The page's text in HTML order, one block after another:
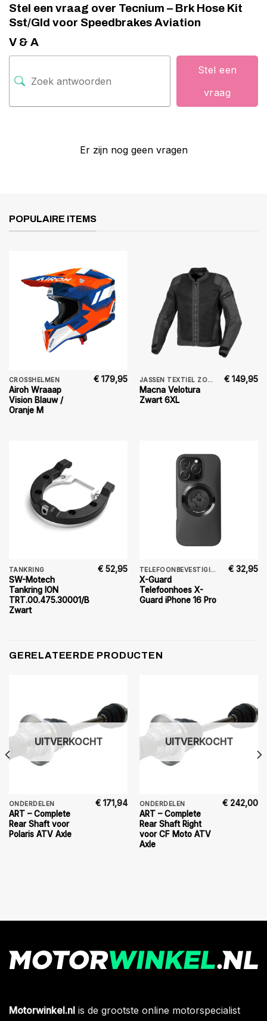
Stel een vraag over Tecnium – Brk Hose Kit
Sst/Gld voor Speedbrakes Aviation
V & A
Stel een
vraag
Er zijn nog geen vragen
POPULAIRE ITEMS
CROSSHELMEN
Airoh Wraaap
Vision Blauw /
Oranje M
€ 179,95 JASSEN TEXTIEL ZOMER
Macna Velotura
Zwart 6XL
€ 149,95
TANKRING
SW-Motech
Tankring ION
TRT.00.475.30001/B
Zwart
€ 52,95 TELEFOONBEVESTIGING
X-Guard
Telefoonhoes X-
Guard iPhone 16 Pro
€ 32,95
GERELATEERDE PRODUCTEN
UITVERKOCHT
ONDERDELEN
ART – Complete
Rear Shaft voor
Polaris ATV Axle
€ 171,94
UITVERKOCHT
ONDERDELEN
ART – Complete
Rear Shaft Right
voor CF Moto ATV
Axle
€ 242,00
Motorwinkel.nl is de grootste online motorspecialist